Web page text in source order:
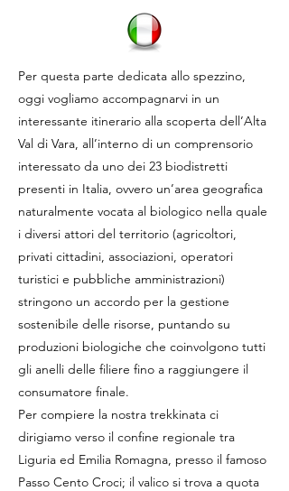
Per questa parte dedicata allo spezzino,
oggi vogliamo accompagnarvi in un
interessante itinerario alla scoperta dell’Alta
Val di Vara, all’interno di un comprensorio
interessato da uno dei 23 biodistretti
presenti in Italia, ovvero un’area geografica
naturalmente vocata al biologico nella quale
i diversi attori del territorio (agricoltori,
privati cittadini, associazioni, operatori
turistici e pubbliche amministrazioni)
stringono un accordo per la gestione
sostenibile delle risorse, puntando su
produzioni biologiche che coinvolgono tutti
gli anelli delle filiere fino a raggiungere il
consumatore finale.
Per compiere la nostra trekkinata ci
dirigiamo verso il confine regionale tra
Liguria ed Emilia Romagna, presso il famoso
Passo Cento Croci; il valico si trova a quota